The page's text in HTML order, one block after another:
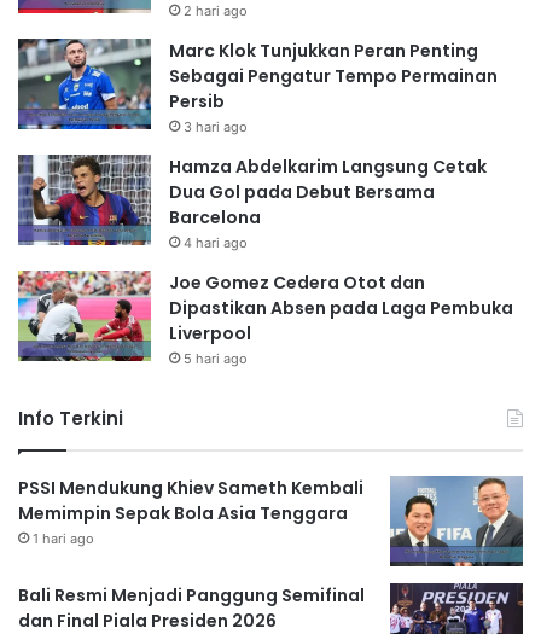
2 hari ago
Marc Klok Tunjukkan Peran Penting
Sebagai Pengatur Tempo Permainan
Persib
3 hari ago
Hamza Abdelkarim Langsung Cetak
Dua Gol pada Debut Bersama
Barcelona
4 hari ago
Joe Gomez Cedera Otot dan
Dipastikan Absen pada Laga Pembuka
Liverpool
5 hari ago
Info Terkini
PSSI Mendukung Khiev Sameth Kembali
Memimpin Sepak Bola Asia Tenggara
1 hari ago
Bali Resmi Menjadi Panggung Semifinal
dan Final Piala Presiden 2026